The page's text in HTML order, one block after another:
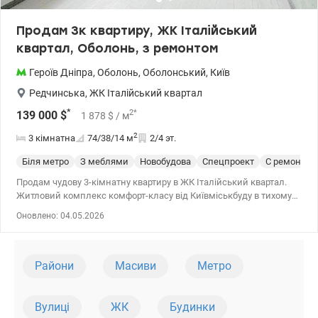
Продам 3к квартиру, ЖК Італійський
квартал, Оболонь, з ремонтом
Героїв Дніпра, Оболонь, Оболонський, Київ
Редчинська, ЖК Італійський квартал
139 000 $* 1 878 $ / м2*
3 кімнатна 74/38/14 м2 2/4 эт.
Біля метро З меблями Новобудова Спецпроект
С ремонтом
Продам чудову 3-кімнатну квартиру в ЖК Італійський квартал.
Житловий комплекс комфорт-класу від Київміськбуду в тихому
4. Вікна у двір. Загальна площа 74,2 м кв. Зручне функціональне
дизайнерські рішення. На підлозі іспанська плитка, в санвузлах
Оновлено: 04.05.2026
Райони Масиви Метро
Вулиці ЖК Будинки